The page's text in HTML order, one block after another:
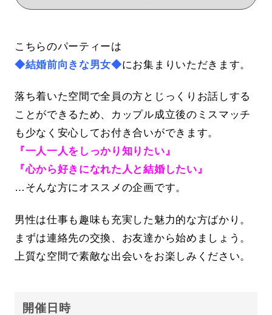
こちらのパーティーは
◆結婚前向きな男女◆にお集まりいただきます。
落ち着いた空間で全員の方とじっくりお話しする
ことができるため、カップル成立後のミスマッチ
も少なく安心してお付き合いができます。
『一人一人をしっかり知りたい』
『心から好きになれた人と結婚したい』
…そんな方にオススメの企画です。
男性は仕事も趣味も充実した魅力的な方ばかり。
まずは連絡先の交換、お友達から始めましょう。
上質な空間で素敵な出会いをお楽しみください。
開催日時